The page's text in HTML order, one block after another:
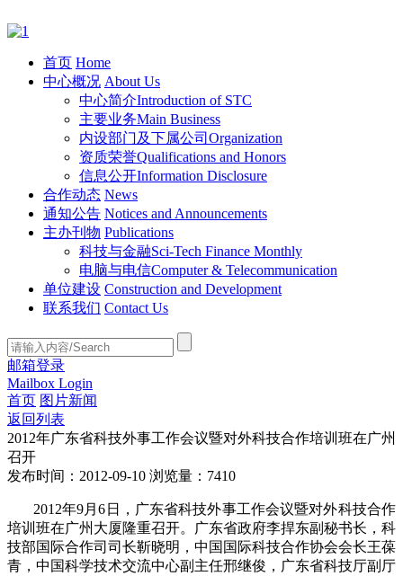
首页 Home
中心概况 About Us
中心简介Introduction of STC
主要业务Main Business
内设部门及下属公司 Organization
资质荣誉Qualifications and Honors
信息公开Information Disclosure
合作动态 News
通知公告 Notices and Announcements
主办刊物 Publications
科技与金融Sci-Tech Finance Monthly
电脑与电信Computer & Telecommunication
单位建设 Construction and Development
联系我们 Contact Us
邮箱登录
Mailbox Login
首页 图片新闻
返回列表
2012年广东省科技外事工作会议暨对外科技合作培训班在广州
召开
发布时间：2012-09-10 浏览量：7410
2012年9月6日，广东省科技外事工作会议暨对外科技合作
培训班在广州大厦隆重召开。广东省政府李捍东副秘书长，科
技部国际合作司司长靳晓明，中国国际科技合作协会会长王葆
青，中国科学技术交流中心副主任邢继俊，广东省科技厅副厅